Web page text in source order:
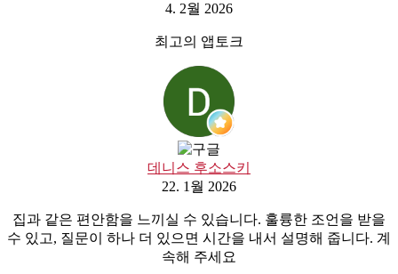
4. 2월 2026
최고의 앱토크
데니스 후소스키
22. 1월 2026
집과 같은 편안함을 느끼실 수 있습니다. 훌륭한 조언을 받을
수 있고, 질문이 하나 더 있으면 시간을 내서 설명해 줍니다. 계
속해 주세요